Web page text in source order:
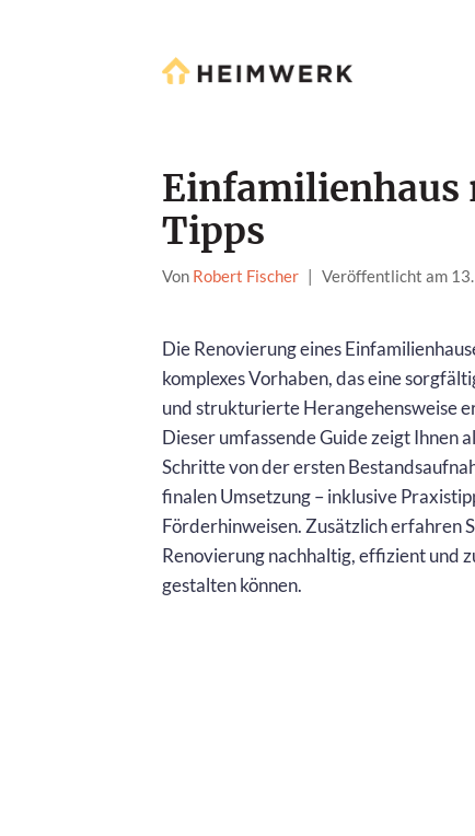
Einfamilienhaus
Tipps
Von Robert Fischer | Veröffentlicht am
Die Renovierung eines
komplexes Vorhaben, das eine
und strukturierte Herangehensweise
Dieser umfassende Guide zeigt Ihnen
Schritte von der ersten
finalen Umsetzung – inklusive
Förderhinweisen. Zusätzlich erfahren
Renovierung nachhaltig, effizient und
gestalten können.